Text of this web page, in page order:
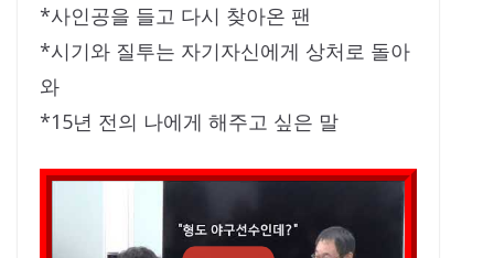
*사인공을 들고 다시 찾아온 팬
*시기와 질투는 자기자신에게 상처로 돌아
와
*15년 전의 나에게 해주고 싶은 말